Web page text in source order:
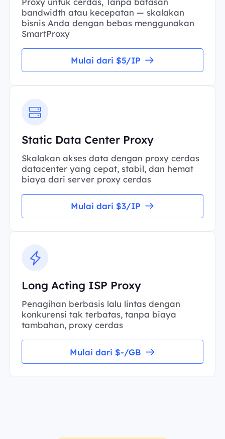
bandwidth atau kecepatan — skalakan
bisnis Anda dengan bebas menggunakan
SmartProxy
Mulai dari $5/IP
Static Data Center Proxy
Skalakan akses data dengan proxy cerdas
datacenter yang cepat, stabil, dan hemat
biaya dari server proxy cerdas
Mulai dari $3/IP
Long Acting ISP Proxy
Penagihan berbasis lalu lintas dengan
konkurensi tak terbatas, tanpa biaya
tambahan, proxy cerdas
Mulai dari $-/GB